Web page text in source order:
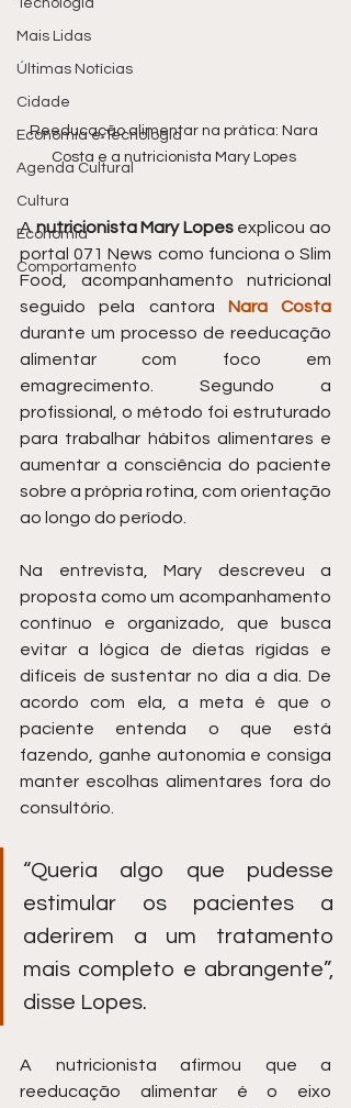
Tecnologia
Mais Lidas
Últimas Notícias
Cidade
Economia e Tecnologia
Agenda Cultural
Cultura
Economia
Comportamento
Reeducação alimentar na prática: Nara
Costa e a nutricionista Mary Lopes
A nutricionista Mary Lopes explicou ao
portal 071 News como funciona o Slim
Food, acompanhamento nutricional
seguido pela cantora Nara Costa
durante um processo de reeducação
alimentar com foco em
emagrecimento. Segundo a
profissional, o método foi estruturado
para trabalhar hábitos alimentares e
aumentar a consciência do paciente
sobre a própria rotina, com orientação
ao longo do período.
Na entrevista, Mary descreveu a
proposta como um acompanhamento
contínuo e organizado, que busca
evitar a lógica de dietas rígidas e
difíceis de sustentar no dia a dia. De
acordo com ela, a meta é que o
paciente entenda o que está
fazendo, ganhe autonomia e consiga
manter escolhas alimentares fora do
consultório.
“Queria algo que pudesse
estimular os pacientes a
aderirem a um tratamento
mais completo e abrangente”,
disse Lopes.
A nutricionista afirmou que a
reeducação alimentar é o eixo